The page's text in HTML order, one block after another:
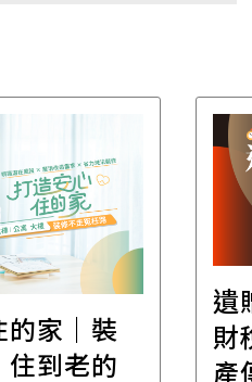
家｜裝
到老的
遺
財
產